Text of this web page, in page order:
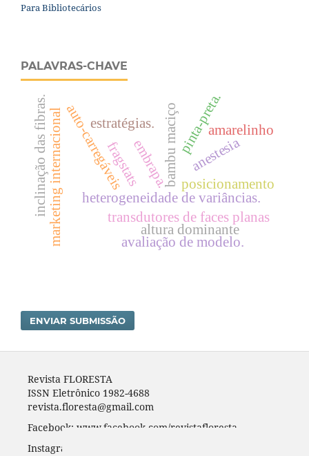
Para Bibliotecários
PALAVRAS-CHAVE
bambu maciço
heterogeneidade de variâncias.
auto-carregáveis
transdutores de faces planas
fragstats anestesia
pinta-preta.amarelinho
embrapa.
altura dominante
avaliação de modelo.
marketing internacional
inclinação das fibras. posicionamento
estratégias.
ENVIAR SUBMISSÃO
Revista FLORESTA
ISSN Eletrônico 1982-4688
revista.floresta@gmail.com
Facebook: www.facebook.com/revistafloresta
Instagran: revista_floresta